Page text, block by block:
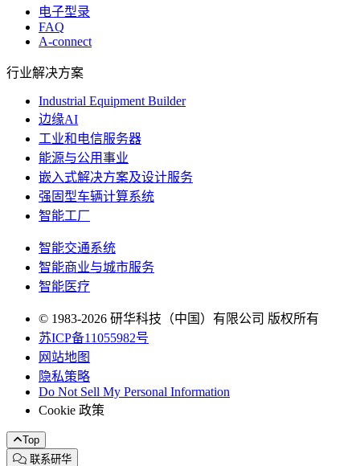
电子型录
FAQ
A-connect
行业解决方案
Industrial Equipment Builder
边缘AI
工业和电信服务器
能源与公用事业
嵌入式解决方案及设计服务
强固型车辆计算系统
智能工厂
智能交通系统
智能商业与城市服务
智能医疗
© 1983-2026 研华科技（中国）有限公司 版权所有
苏ICP备11055982号
网站地图
隐私策略
Do Not Sell My Personal Information
Cookie 政策
Top
联系研华